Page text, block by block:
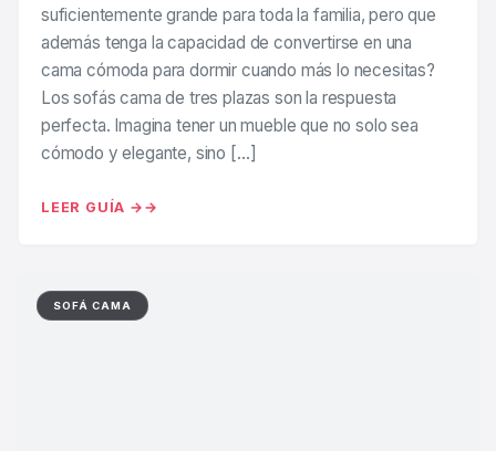
suficientemente grande para toda la familia, pero que
además tenga la capacidad de convertirse en una
cama cómoda para dormir cuando más lo necesitas?
Los sofás cama de tres plazas son la respuesta
perfecta. Imagina tener un mueble que no solo sea
cómodo y elegante, sino […]
LEER GUÍA →
SOFÁ CAMA